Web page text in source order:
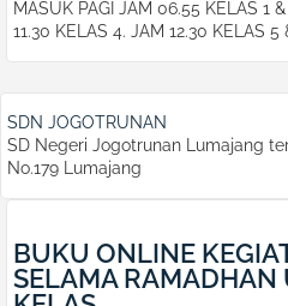
MASUK PAGI JAM 06.55 KELAS 1
11.30 KELAS 4. JAM 12.30 KELAS 5
SDN JOGOTRUNAN
SD Negeri Jogotrunan Lumajang
No.179 Lumajang
BUKU ONLINE
SELAMA RAMADHAN